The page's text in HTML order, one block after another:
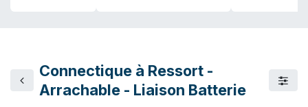
Connectique à Ressort -
Arrachable - Liaison Batterie